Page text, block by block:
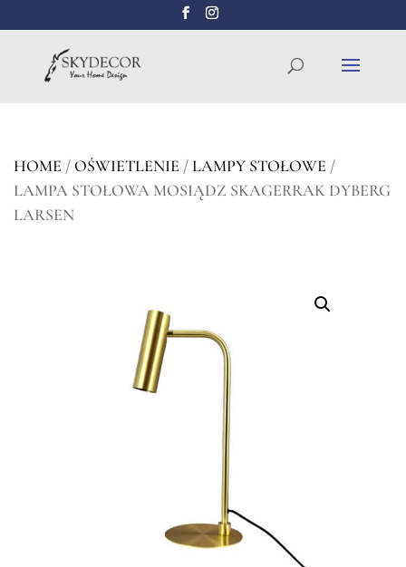
HOME /OŚWIETLENIE /LAMPY STOŁOWE /
LAMPA STOŁOWA MOSIĄDZ SKAGERRAK DYBERG
LARSEN